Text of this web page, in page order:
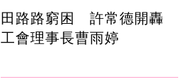
田路路窮困 許常德開轟
工會理事長曹雨婷